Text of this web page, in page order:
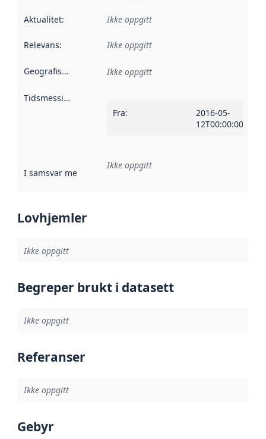
Aktualitet: Ikke oppgitt
Relevans: Ikke oppgitt
Geografisk avgrensning :
Ikke oppgitt
Tidsmessig avgrensning
Fra:
2016-05-
12T00:00:00Z
I samsvar med Referanse til en implementasjonsregel
Ikke oppgitt
Lovhjemler
Ikke oppgitt
Begreper brukt i datasett
Ikke oppgitt
Referanser
Ikke oppgitt
Gebyr